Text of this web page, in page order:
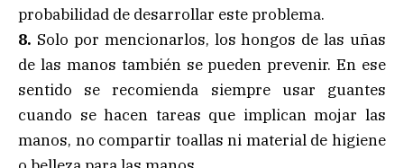
probabilidad de desarrollar este problema.
8. Solo por mencionarlos, los hongos de las uñas
de las manos también se pueden prevenir. En ese
sentido se recomienda siempre usar guantes
cuando se hacen tareas que implican mojar las
manos, no compartir toallas ni material de higiene